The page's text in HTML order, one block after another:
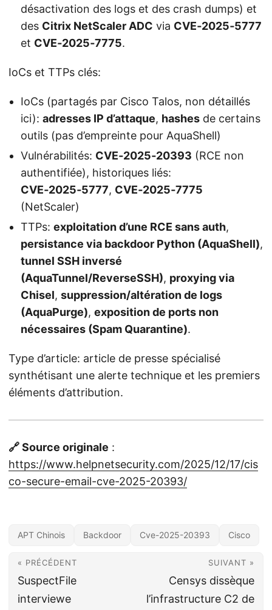
désactivation des logs et des crash dumps) et
des Citrix NetScaler ADC via CVE‑2025‑5777
et CVE‑2025‑7775.
IoCs et TTPs clés:
IoCs (partagés par Cisco Talos, non détaillés
ici): adresses IP d’attaque, hashes de certains
outils (pas d’empreinte pour AquaShell)
Vulnérabilités: CVE‑2025‑20393 (RCE non
authentifiée), historiques liés:
CVE‑2025‑5777, CVE‑2025‑7775
(NetScaler)
TTPs: exploitation d’une RCE sans auth,
persistance via backdoor Python (AquaShell),
tunnel SSH inversé
(AquaTunnel/ReverseSSH), proxying via
Chisel, suppression/altération de logs
(AquaPurge), exposition de ports non
nécessaires (Spam Quarantine).
Type d’article: article de presse spécialisé
synthétisant une alerte technique et les premiers
éléments d’attribution.
🔗 Source originale :
https://www.helpnetsecurity.com/2025/12/17/cis
co-secure-email-cve-2025-20393/
APT Chinois Backdoor Cve-2025-20393 Cisco
« PRÉCÉDENT
SuspectFile
interviewe
SUIVANT »
Censys dissèque
l’infrastructure C2 de